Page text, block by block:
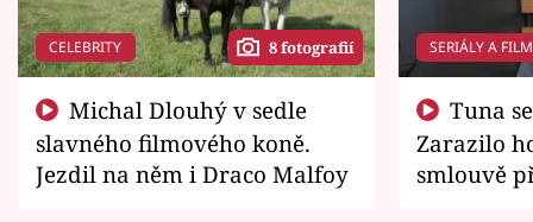
CELEBRITY 8 fotografií
slavného filmového koně.
Jezdil na něm i Draco Malfoy
SERIÁLY A
Zarazilo
smlouvě